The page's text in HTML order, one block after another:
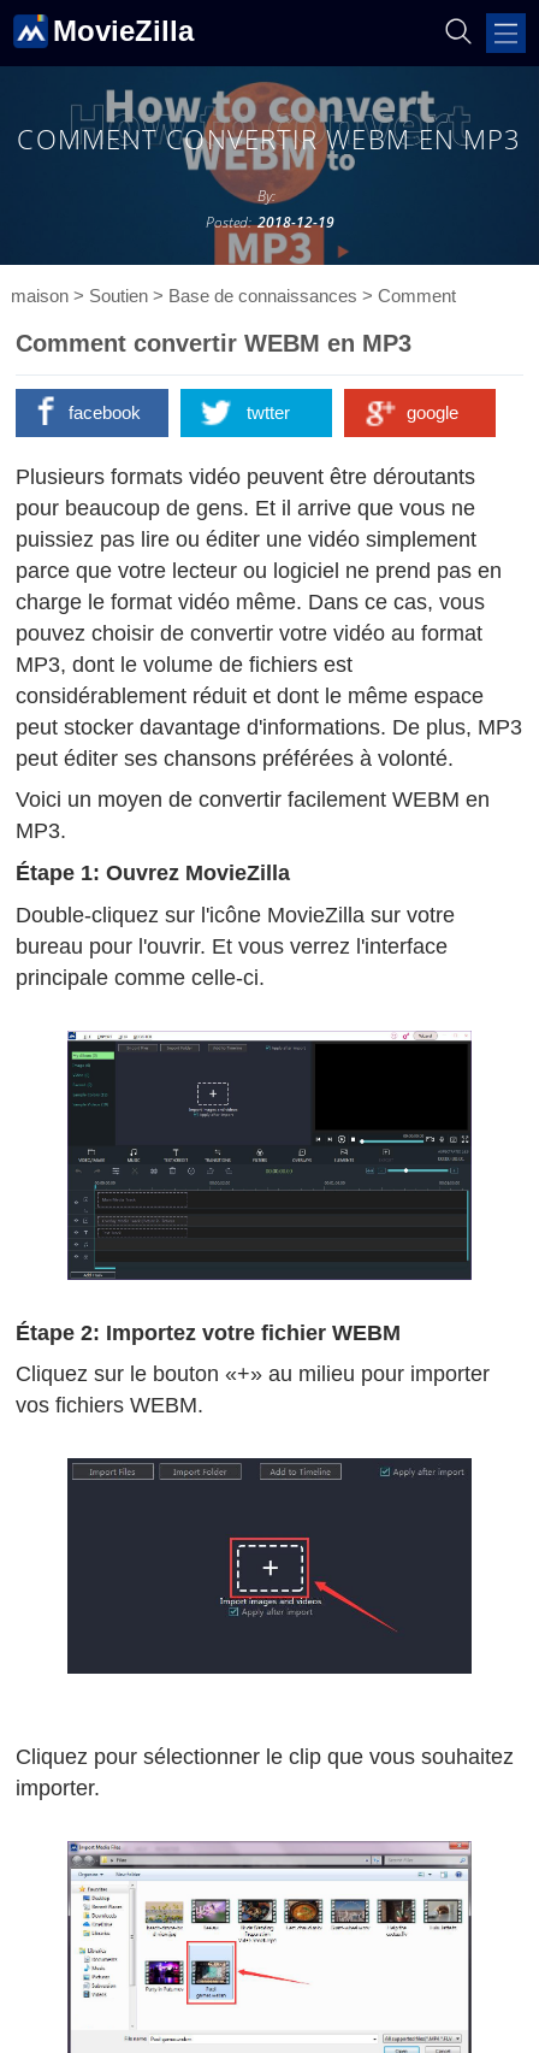
MovieZilla
COMMENT CONVERTIR WEBM EN MP3
By:
Posted: 2018-12-19
maison> Soutien> Base de connaissances > Comment
Comment convertir WEBM en MP3
facebook twtter google
Plusieurs formats vidéo peuvent être déroutants
pour beaucoup de gens. Et il arrive que vous ne
puissiez pas lire ou éditer une vidéo simplement
parce que votre lecteur ou logiciel ne prend pas en
charge le format vidéo même. Dans ce cas, vous
pouvez choisir de convertir votre vidéo au format
MP3, dont le volume de fichiers est
considérablement réduit et dont le même espace
peut stocker davantage d'informations. De plus, MP3
peut éditer ses chansons préférées à volonté.
Voici un moyen de convertir facilement WEBM en
MP3.
Étape 1: Ouvrez MovieZilla
Double-cliquez sur l'icône MovieZilla sur votre
bureau pour l'ouvrir. Et vous verrez l'interface
principale comme celle-ci.
Étape 2: Importez votre fichier WEBM
Cliquez sur le bouton «+» au milieu pour importer
vos fichiers WEBM.
Cliquez pour sélectionner le clip que vous souhaitez
importer.